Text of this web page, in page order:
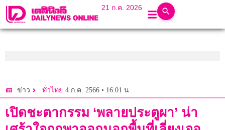
21 ก.ค. 2026
ข่าว ทั่วไทย 4 ก.ค. 2566 • 16:01 น.
เปิดชะตากรรม ‘พลายประตูผา’ น่า